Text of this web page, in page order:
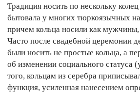
Традиция носить по нескольку
бытовала у многих тюркоязычных
причем кольца носили как
Часто после свадебной церемонии
были носить не простые кольца, а
об изменении социального статуса
того, кольцам из серебра
функция, усиленная нанесением